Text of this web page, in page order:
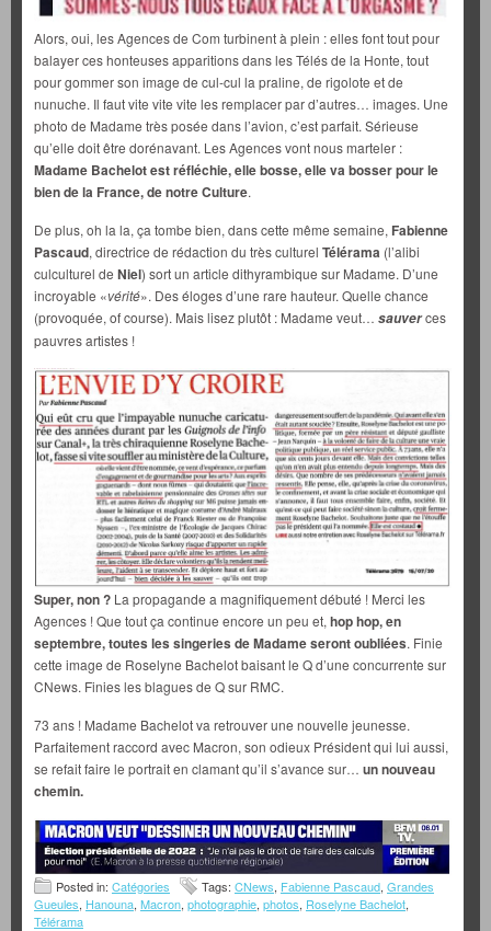
Alors, oui, les Agences de Com turbinent à plein : elles font tout pour
balayer ces honteuses apparitions dans les Télés de la Honte, tout
pour gommer son image de cul-cul la praline, de rigolote et de
nunuche. Il faut vite vite vite les remplacer par d’autres… images. Une
photo de Madame très posée dans l’avion, c’est parfait. Sérieuse
qu’elle doit être dorénavant. Les Agences vont nous marteler :
Madame Bachelot est réfléchie, elle bosse, elle va bosser pour le
bien de la France, de notre Culture.
De plus, oh la la, ça tombe bien, dans cette même semaine, Fabienne
Pascaud, directrice de rédaction du très culturel Télérama (l’alibi
culculturel de Niel) sort un article dithyrambique sur Madame. D’une
incroyable «vérité». Des éloges d’une rare hauteur. Quelle chance
(provoquée, of course). Mais lisez plutôt : Madame veut… sauverces
pauvres artistes !
Super, non ? La propagande a magnifiquement débuté ! Merci les
Agences ! Que tout ça continue encore un peu et, hop hop, en
septembre, toutes les singeries de Madame seront oubliées. Finie
cette image de Roselyne Bachelot baisant le Q d’une concurrente sur
CNews. Finies les blagues de Q sur RMC.
73 ans ! Madame Bachelot va retrouver une nouvelle jeunesse.
Parfaitement raccord avec Macron, son odieux Président qui lui aussi,
se refait faire le portrait en clamant qu’il s’avance sur… un nouveau
chemin.
Posted in: Catégories Tags: CNews, Fabienne Pascaud, Grandes
Gueules, Hanouna, Macron, photographie, photos, Roselyne Bachelot,
Télérama